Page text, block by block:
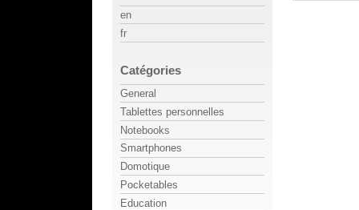
en
fr
Catégories
General
Tablettes personnelles
Notebooks
Smartphones
Domotique
Pocketables
Education